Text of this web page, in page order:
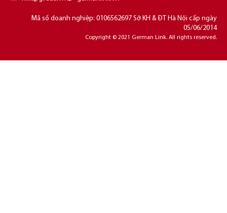
Mã số doanh nghiệp: 0106562697 Sở KH & ĐT Hà Nội cấp ngày
05/06/2014
Copyright © 2021 German Link. All rights reserved.